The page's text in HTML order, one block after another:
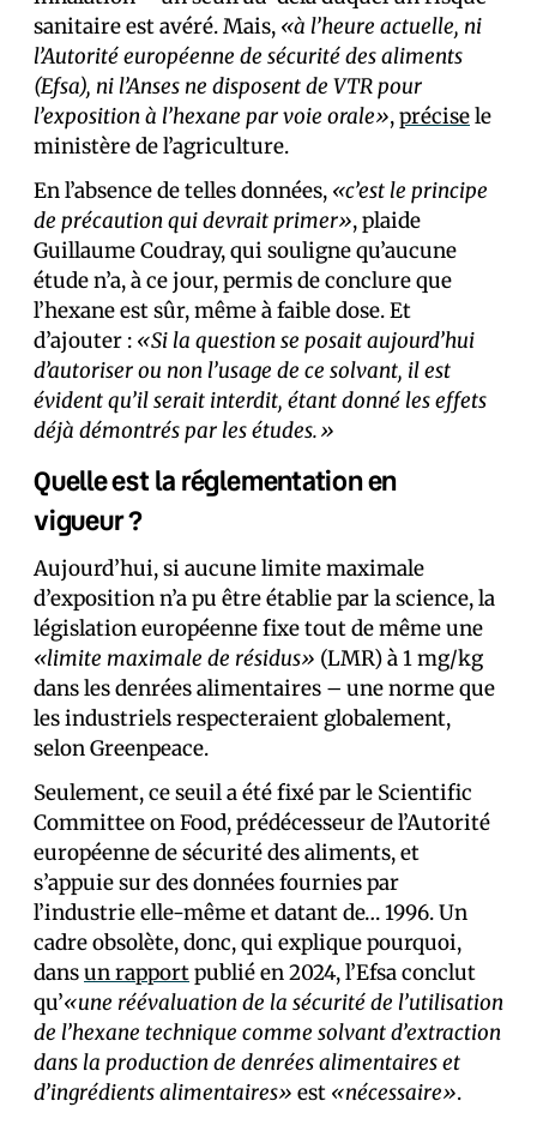
sanitaire est avéré. Mais, «à l’heure actuelle, ni
l’Autorité européenne de sécurité des aliments
(Efsa), ni l’Anses ne disposent de VTR pour
l’exposition à l’hexane par voie orale»,précisele
ministère de l’agriculture.
En l’absence de telles données, «c’est le principe
de précaution qui devrait primer», plaide
Guillaume Coudray, qui souligne qu’aucune
étude n’a, à ce jour, permis de conclure que
l’hexane est sûr, même à faible dose. Et
d’ajouter : «Si la question se posait aujourd’hui
d’autoriser ou non l’usage de ce solvant, il est
évident qu’il serait interdit, étant donné les effets
déjà démontrés par les études.»
Quelle est la réglementation en
vigueur ?
Aujourd’hui, si aucune limite maximale
d’exposition n’a pu être établie par la science, la
législation européenne fixe tout de même une
«limite maximale de résidus» (LMR) à 1 mg/kg
dans les denrées alimentaires – une norme que
les industriels respecteraient globalement,
selon Greenpeace.
Seulement, ce seuil a été fixé par le Scientific
Committee on Food, prédécesseur de l’Autorité
européenne de sécurité des aliments, et
s’appuie sur des données fournies par
l’industrie elle-même et datant de… 1996. Un
cadre obsolète, donc, qui explique pourquoi,
dansun rapportpublié en 2024, l’Efsa conclut
qu’«une réévaluation de la sécurité de l’utilisation
de l’hexane technique comme solvant d’extraction
dans la production de denrées alimentaires et
d’ingrédients alimentaires» est «nécessaire».